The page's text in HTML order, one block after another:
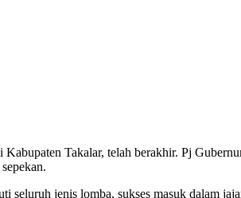
Takalar, telah berakhir. Pj
jenis lomba, sukses masuk dalam